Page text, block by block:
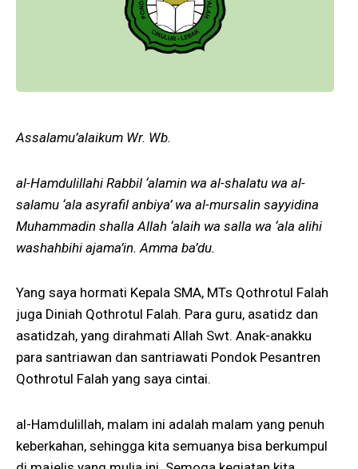
Assalamu’alaikum Wr. Wb.
al-Hamdulillahi Rabbil ‘alamin wa al-shalatu wa al-
salamu ‘ala asyrafil anbiya’ wa al-mursalin sayyidina
Muhammadin shalla Allah ‘alaih wa salla wa ‘ala alihi
washahbihi ajama’in. Amma ba’du.
Yang saya hormati Kepala SMA, MTs Qothrotul Falah
juga Diniah Qothrotul Falah. Para guru, asatidz dan
asatidzah, yang dirahmati Allah Swt. Anak-anakku
para santriawan dan santriawati Pondok Pesantren
Qothrotul Falah yang saya cintai.
al-Hamdulillah, malam ini adalah malam yang penuh
keberkahan, sehingga kita semuanya bisa berkumpul